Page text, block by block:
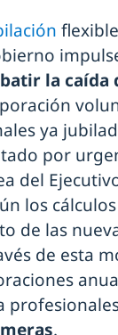
la caída
ya
por
del
los
de las
de esta
.